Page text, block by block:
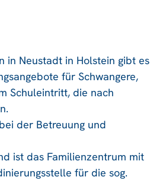
in Neustadt in Holstein gibt es
für Schwangere,
Schuleintritt, die nach
der Betreuung und
ist das Familienzentrum mit
für die sog.